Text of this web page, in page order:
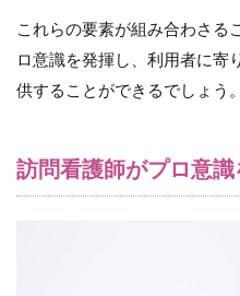
う習
慣が
ある
優先
順位
これらの要素が組み合わさる
ロ意識を発揮し、利用者に寄
供することができるでしょう。
訪問看護師がプロ意